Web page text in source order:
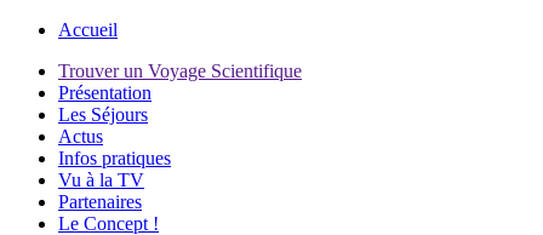
Accueil
Trouver un Voyage Scientifique
Présentation
Les Séjours
Actus
Infos pratiques
Vu à la TV
Partenaires
Le Concept !